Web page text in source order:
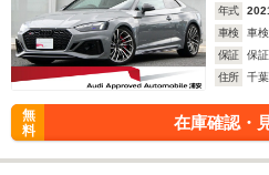
年式
車検
車
保証
保
住所
千
無
料
在庫確認・